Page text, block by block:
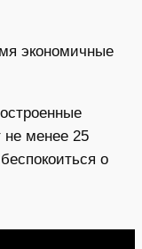
экономичные
менее 25
о